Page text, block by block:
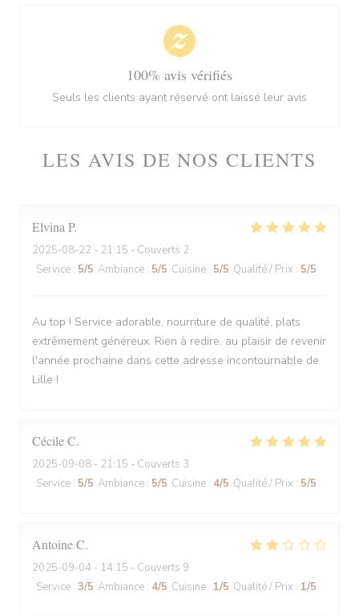
LES AVIS DE NOS CLIENTS
Elvina P
2025-08-22 - 21:15 - Couverts 2
Service : 5/5 Ambiance : 5/5 Cuisine : 5/5 Qualité / Prix : 5/5
Au top ! Service adorable, nourriture de qualité, plats
extrêmement généreux. Rien à redire, au plaisir de revenir
l'année prochaine dans cette adresse incontournable de
Lille !
CécileC
2025-09-08 - 21:15 - Couverts 3
Service : 5/5 Ambiance : 5/5 Cuisine : 4/5 Qualité / Prix : 5/5
AntoineC
2025-09-04 - 14:15 - Couverts 9
Service : 3/5 Ambiance : 4/5 Cuisine : 1/5 Qualité / Prix : 1/5
100% avis vérifiés
Seuls les clients ayant réservé ont laissé leur avis